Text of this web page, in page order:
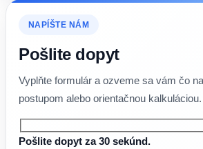
NAPÍŠTE NÁM
Pošlite dopyt
Vyplňte formulár a ozveme sa vám čo
postupom alebo orientačnou kalkuláciou.
Pošlite dopyt za 30 sekúnd.